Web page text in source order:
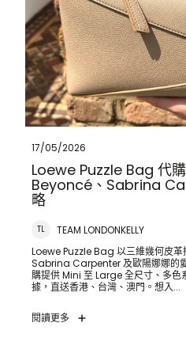
17/05/2026
Loewe Puzzle Bag 代購
Beyoncé、Sabrina
略
TL
TEAM LONDONKELLY
Loewe Puzzle Bag 以三維幾何皮
Sabrina Carpenter 及歐陽娜娜的愛
購提供 Mini 至 Large 全尺寸、多色
據，直送香港、台灣、澳門。想入...
閱讀更多